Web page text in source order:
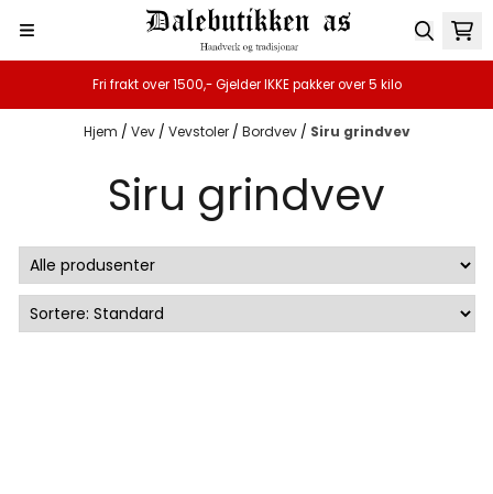
Hopp til innhold
Fri frakt over 1500,- Gjelder IKKE pakker over 5 kilo
Hjem / Vev / Vevstoler / Bordvev / Siru grindvev
Siru grindvev